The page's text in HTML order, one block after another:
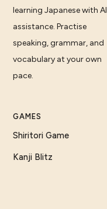
learning Japanese with AI
assistance. Practise
speaking, grammar, and
vocabulary at your own
pace.
GAMES
Shiritori Game
Kanji Blitz